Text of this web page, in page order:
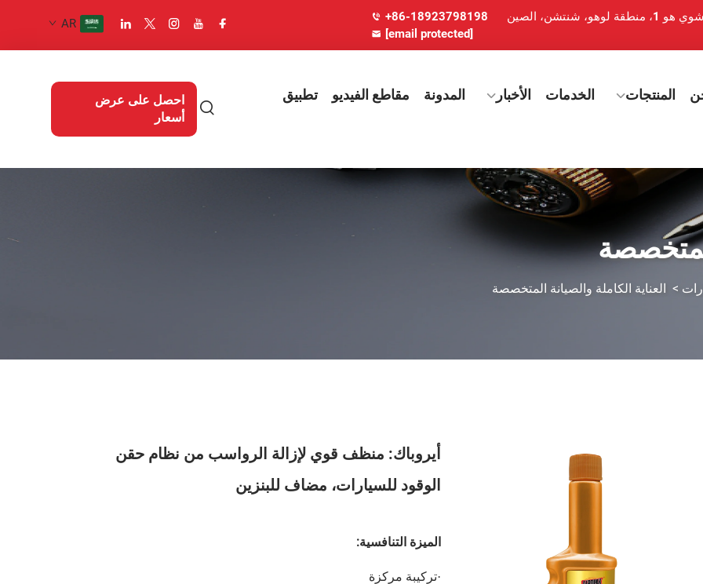
+86-18923798198
[email protected]
AR
المنتجات الخدمات الأخبار المدونة مقاطع الفيديو
تطبيق
احصل على عرض
أسعار
> العناية الكاملة والصيانة المتخصصة
أيروباك: منظف قوي لإزالة الرواسب من نظام حقن
الوقود للسيارات، مضاف للبنزين
الميزة التنافسية:
·تركيبة مركزة